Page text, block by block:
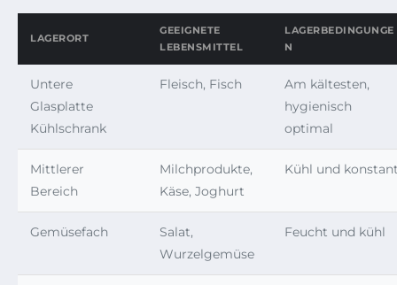
LAGERORT
GEEIGNETE
LEBENSMITTEL
LAGERBEDINGUNGE
N
Untere
Glasplatte
Kühlschrank
Fleisch, Fisch
Am kältesten,
hygienisch
optimal
Mittlerer
Bereich
Milchprodukte,
Käse, Joghurt
Kühl und
Gemüsefach
Salat,
Wurzelgemüse
Feucht und kühl